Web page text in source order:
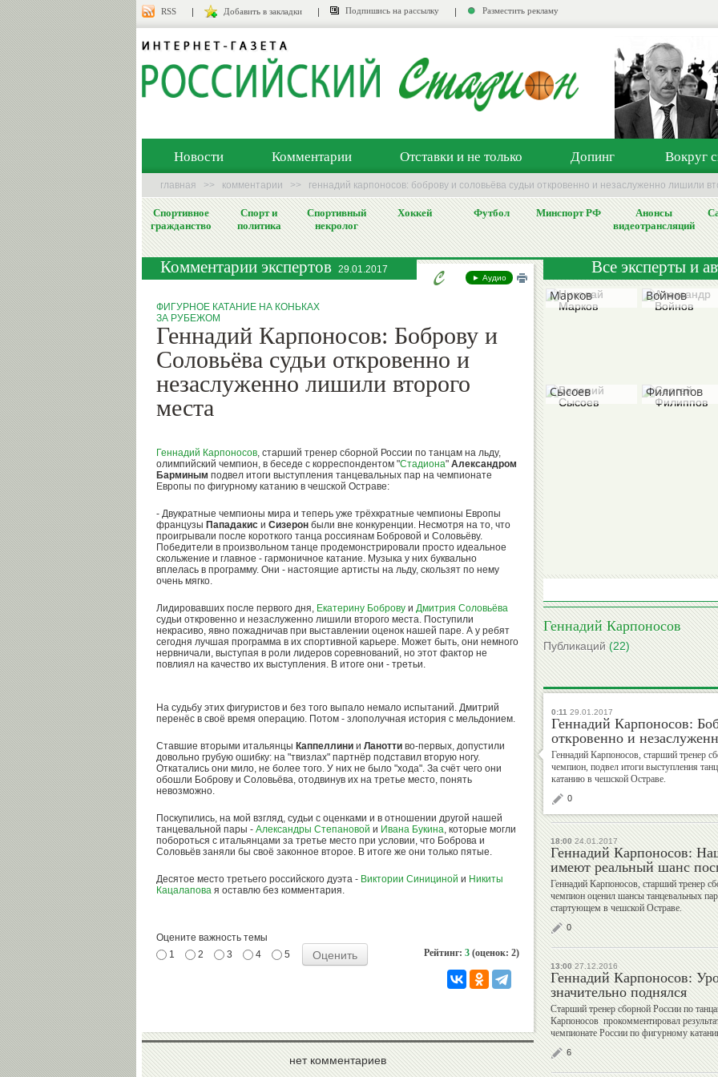
RSS Добавить в закладки Подпишись на рассылку Разместить рекламу
Новости Комментарии Отставки и не только Допинг Вокруг
главная >> комментарии >> геннадий карпоносов: боброву и соловьёва судьи откровенно и незаслуженно лишили
Спортивное
гражданство
Спорт и
политика
Спортивный
некролог
Хоккей Футбол Минспорт РФ
Анонсы
видеотрансляций
Комментарии экспертов 29.01.2017
► Аудио
ФИГУРНОЕ КАТАНИЕ НА КОНЬКАХ
ЗА РУБЕЖОМ
Геннадий Карпоносов: Боброву и
Соловьёва судьи откровенно и
незаслуженно лишили второго
места
Геннадий Карпоносов, старший тренер сборной России по танцам на льду,
олимпийский чемпион, в беседе с корреспондентом "Стадиона" Александром
Барминым подвел итоги выступления танцевальных пар на чемпионате
Европы по фигурному катанию в чешской Остраве:
- Двукратные чемпионы мира и теперь уже трёхкратные чемпионы Европы
французы Пападакис и Сизерон были вне конкуренции. Несмотря на то, что
проигрывали после короткого танца россиянам Бобровой и Соловьёву.
Победители в произвольном танце продемонстрировали просто идеальное
скольжение и главное - гармоничное катание. Музыка у них буквально
вплелась в программу. Они - настоящие артисты на льду, скользят по нему
очень мягко.
Лидировавших после первого дня, Екатерину Боброву и Дмитрия Соловьёва
судьи откровенно и незаслуженно лишили второго места. Поступили
некрасиво, явно пожадничав при выставлении оценок нашей паре. А у ребят
сегодня лучшая программа в их спортивной карьере. Может быть, они немного
нервничали, выступая в роли лидеров соревнований, но этот фактор не
повлиял на качество их выступления. В итоге они - третьи.
На судьбу этих фигуристов и без того выпало немало испытаний. Дмитрий
перенёс в своё время операцию. Потом - злополучная история с мельдонием.
Ставшие вторыми итальянцы Каппеллини и Ланотти во-первых, допустили
довольно грубую ошибку: на "твизлах" партнёр подставил вторую ногу.
Откатались они мило, не более того. У них не было "хода". За счёт чего они
обошли Боброву и Соловьёва, отодвинув их на третье место, понять
невозможно.
Поскупились, на мой взгляд, судьи с оценками и в отношении другой нашей
танцевальной пары - Александры Степановой и Ивана Букина, которые могли
побороться с итальянцами за третье место при условии, что Боброва и
Соловьёв заняли бы своё законное второе. В итоге же они только пятые.
Десятое место третьего российского дуэта - Виктории Синициной и Никиты
Кацалапова я оставлю без комментария.
Оцените важность темы
Рейтинг: 3 (оценок: 2)
1 2 3 4 5
нет комментариев
Все эксперты и
Николай
Марков
Александр
Войнов
Сысоев
Филиппов
Вячеслав
Колосков
Виктор
Коноплев
Валерий
Штейнбах
Михаил
Шлаен
Рудольф
Незвецкий
Алексей
Власенко
Дмитрий
Дубровский
Екатерина
Киселева
Георгий
Брюсов
Владимир
Гескин
Геннадий Карпоносов
Публикаций(22)
0:11 29.01.2017
Геннадий Карпоносов:
откровенно и
Геннадий Карпоносов, старший тренер
чемпион, подвел итоги выступления
катанию в чешской Остраве.
0
18:0024.01.2017
Геннадий Карпоносов:
имеют реальный шанс
Геннадий Карпоносов, старший тренер
чемпион оценил шансы танцевальных
стартующем в чешской Остраве.
0
13:0027.12.2016
Геннадий Карпоносов:
значительно поднялся
Старший тренер cборной России по
Карпоносов прокомментировал
чемпионате России по фигурному
6